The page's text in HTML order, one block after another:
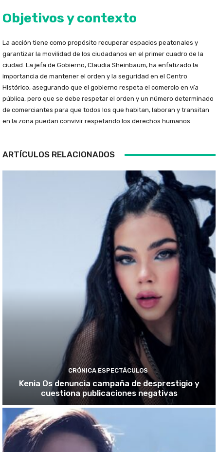
Objetivos y contexto
La acción tiene como propósito recuperar espacios peatonales y
garantizar la movilidad de los ciudadanos en el primer cuadro de la
ciudad. La jefa de Gobierno, Claudia Sheinbaum, ha enfatizado la
importancia de mantener el orden y la seguridad en el Centro
Histórico, asegurando que el gobierno respeta el comercio en vía
pública, pero que se debe respetar el orden y un número determinado
de comerciantes para que todos los que habitan, laboran y transitan
en la zona puedan convivir respetando los derechos humanos.
ARTÍCULOS RELACIONADOS
CRÓNICA ESPECTÁCULOS
Kenia Os denuncia campaña de desprestigio y
cuestiona publicaciones negativas